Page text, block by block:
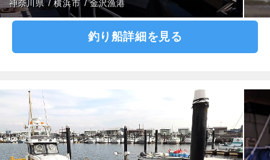
神奈川県 横浜市 金沢漁港
釣り船詳細を見る